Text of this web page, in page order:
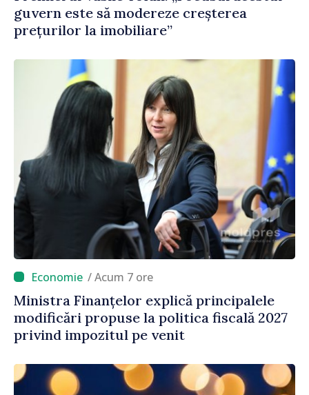
guvern este să modereze creșterea
prețurilor la imobiliare”
/ Acum 7 ore
Ministra Finanțelor explică principalele
modificări propuse la politica fiscală 2027
privind impozitul pe venit